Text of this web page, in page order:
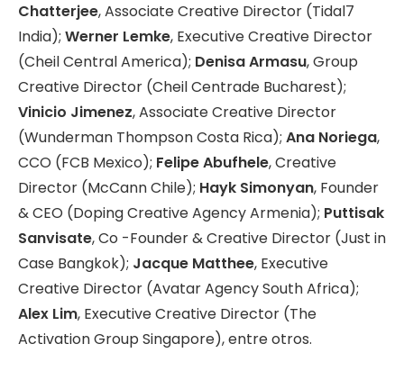
Chatterjee, Associate Creative Director (Tidal7
India); Werner Lemke, Executive Creative Director
(Cheil Central America); Denisa Armasu, Group
Creative Director (Cheil Centrade Bucharest);
Vinicio Jimenez, Associate Creative Director
(Wunderman Thompson Costa Rica); Ana Noriega,
CCO (FCB Mexico); Felipe Abufhele, Creative
Director (McCann Chile); Hayk Simonyan, Founder
& CEO (Doping Creative Agency Armenia); Puttisak
Sanvisate, Co -Founder & Creative Director (Just in
Case Bangkok); Jacque Matthee, Executive
Creative Director (Avatar Agency South Africa);
Alex Lim, Executive Creative Director (The
Activation Group Singapore), entre otros.